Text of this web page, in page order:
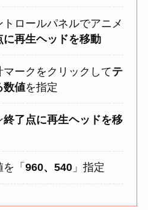
ロールパネルでアニメ
に再生ヘッドを移動
マークをクリックしてテ
数値を指定
終了点に再生ヘッドを移
「 960、540」指定